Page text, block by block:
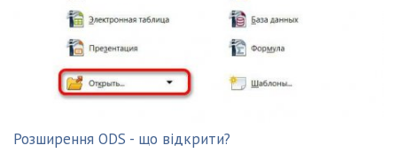
Розширення ODS - що відкрити?